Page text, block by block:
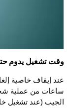
وقت تشغيل يدوم حتى 48 ساعة. علبة شحن
الجيب (عند تشغيل